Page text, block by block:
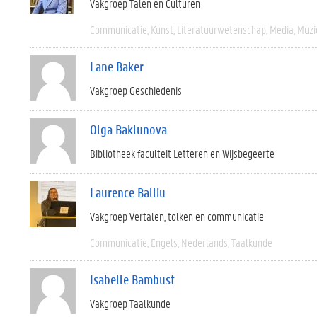
Vakgroep Talen en Culturen
Communicatie Kunst Literatuurwetenschap Media
Lane Baker
Vakgroep Geschiedenis
Olga Baklunova
Bibliotheek faculteit Letteren en Wijsbegeerte
Laurence Balliu
Vakgroep Vertalen, tolken en communicatie
Communicatie Engels Nederlands Taalkunde
Isabelle Bambust
Vakgroep Taalkunde